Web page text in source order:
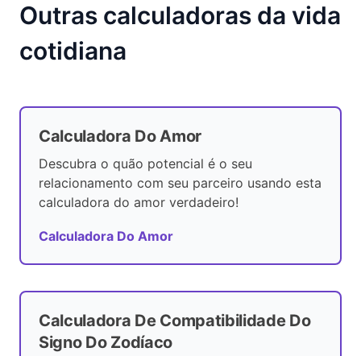
Outras calculadoras da vida
cotidiana
Calculadora Do Amor
Descubra o quão potencial é o seu
relacionamento com seu parceiro usando esta
calculadora do amor verdadeiro!
Calculadora Do Amor
Calculadora De Compatibilidade Do
Signo Do Zodíaco